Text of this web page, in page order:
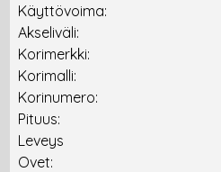
Käyttövoima:
Akseliväli:
Korimerkki:
Korimalli:
Korinumero:
Pituus:
Leveys
Ovet: